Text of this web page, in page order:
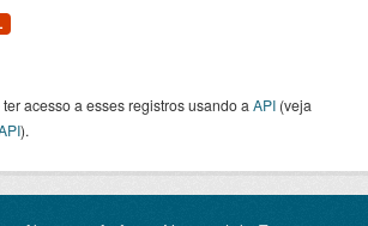
acesso a esses registros usando a API (veja
).